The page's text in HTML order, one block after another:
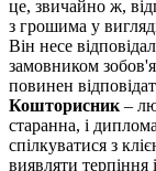
це, звичайно ж,
з грошима у
Він несе
замовником
повинен
Кошторисник –
старанна, і
спілкуватися з
виявляти терпіння